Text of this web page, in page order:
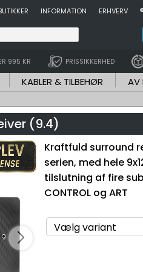
INFORMATION ERHVERV
995 KR PRISSIKKERHED
KABLER & TILBEHØR AV
(9.4)
Kraftfuld surround
serien, med hele
tilslutning af fire
CONTROL og ART